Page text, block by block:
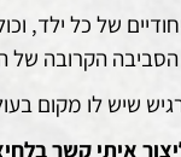
של כל ילד,
הסביבה הקרובה
שיש לו מקום
איתי קשר